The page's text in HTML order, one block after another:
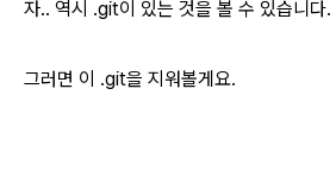
자.. 역시 .git이 있는 것을 볼 수 있습니다.
그러면 이 .git을 지워볼게요.